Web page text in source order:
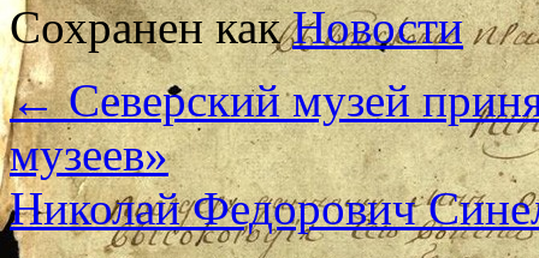
Сохранен какНовости
←Северский музей
музеев»
Николай Федорович